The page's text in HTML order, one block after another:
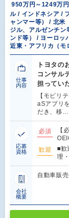
950万円～1249万円
ル / インドネシア /
ャンマー等） / 北米
ジル、アルゼンチン
ンド等） / ヨーロッ
近東・アフリカ（モ
仕事
内容
トヨタの
コンサル
担ってい
【モビリ
aSアプリ
だき、移…
応募
資格
必須
【
歓迎
■歓
理
会社
概要
自動車販